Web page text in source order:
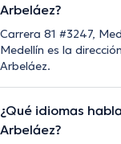
Arbeláez?
Carrera 81 #3247,
Medellín es la
Arbeláez.
¿Qué idiomas
Arbeláez?